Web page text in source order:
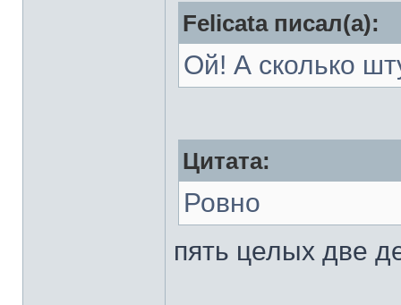
Felicata писал(а):
Ой! А сколько
Цитата:
Ровно
пять целых две